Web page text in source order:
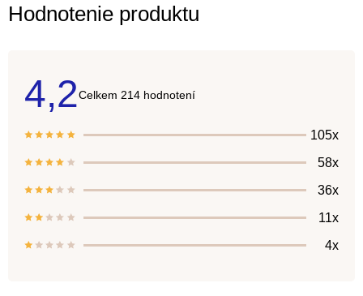
Hodnotenie produktu
4,2Priemerné
hodnotenie
5
214 hodnotení
105x
58x
36x
11x
4x